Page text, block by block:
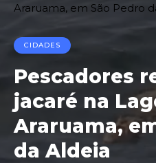
Araruama, em São Pedro
CIDADES
Pescadores
jacaré na
Araruama,
da Aldeia